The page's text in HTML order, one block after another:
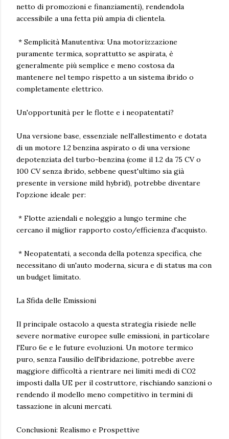
netto di promozioni e finanziamenti), rendendola
accessibile a una fetta più ampia di clientela.
* Semplicità Manutentiva: Una motorizzazione
puramente termica, soprattutto se aspirata, è
generalmente più semplice e meno costosa da
mantenere nel tempo rispetto a un sistema ibrido o
completamente elettrico.
Un'opportunità per le flotte e i neopatentati?
Una versione base, essenziale nell'allestimento e dotata
di un motore 1.2 benzina aspirato o di una versione
depotenziata del turbo-benzina (come il 1.2 da 75 CV o
100 CV senza ibrido, sebbene quest'ultimo sia già
presente in versione mild hybrid), potrebbe diventare
l'opzione ideale per:
* Flotte aziendali e noleggio a lungo termine che
cercano il miglior rapporto costo/efficienza d'acquisto.
* Neopatentati, a seconda della potenza specifica, che
necessitano di un'auto moderna, sicura e di status ma con
un budget limitato.
La Sfida delle Emissioni
Il principale ostacolo a questa strategia risiede nelle
severe normative europee sulle emissioni, in particolare
l'Euro 6e e le future evoluzioni. Un motore termico
puro, senza l'ausilio dell'ibridazione, potrebbe avere
maggiore difficoltà a rientrare nei limiti medi di CO2
imposti dalla UE per il costruttore, rischiando sanzioni o
rendendo il modello meno competitivo in termini di
tassazione in alcuni mercati.
Conclusioni: Realismo e Prospettive